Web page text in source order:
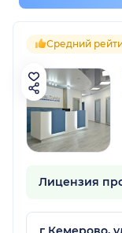
Средний
Лицензия